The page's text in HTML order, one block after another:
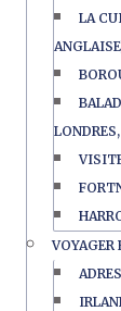
LA
VOYAGER